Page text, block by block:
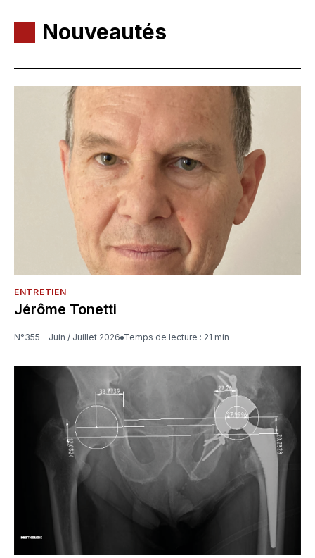
Nouveautés
ENTRETIEN
Jérôme Tonetti
N°355 - Juin / Juillet 2026 Temps de lecture : 21 min